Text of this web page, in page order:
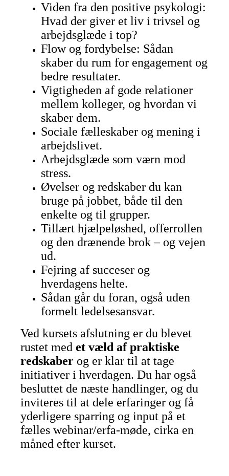
Viden fra den positive psykologi:
Hvad der giver et liv i trivsel og
arbejdsglæde i top?
Flow og fordybelse: Sådan
skaber du rum for engagement og
bedre resultater.
Vigtigheden af gode relationer
mellem kolleger, og hvordan vi
skaber dem.
Sociale fælleskaber og mening i
arbejdslivet.
Arbejdsglæde som værn mod
stress.
Øvelser og redskaber du kan
bruge på jobbet, både til den
enkelte og til grupper.
Tillært hjælpeløshed, offerrollen
og den drænende brok – og vejen
ud.
Fejring af succeser og
hverdagens helte.
Sådan går du foran, også uden
formelt ledelsesansvar.
Ved kursets afslutning er du blevet
rustet medet væld af praktiske
redskaber og er klar til at tage
initiativer i hverdagen. Du har også
besluttet de næste handlinger, og du
inviteres til at dele erfaringer og få
yderligere sparring og input på et
fælles webinar/erfa-møde, cirka en
måned efter kurset.